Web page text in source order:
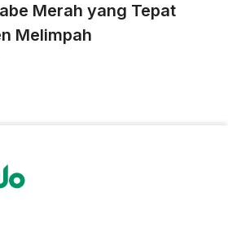
Merah yang Tepat
Melimpah